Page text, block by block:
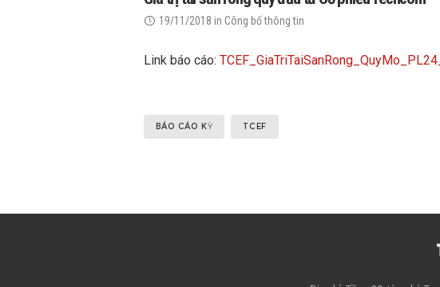
19/11/2018 in Công bố thông tin
Link báo cáo:
BÁO CÁO KỲ TCEF